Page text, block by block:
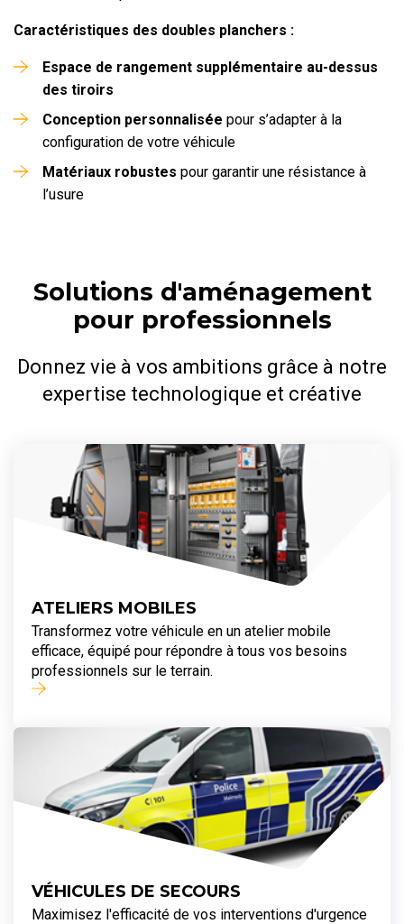
Caractéristiques des doubles planchers :
Espace de rangement supplémentaire au-dessus
des tiroirs
Conception personnalisée pour s’adapter à la
configuration de votre véhicule
Matériaux robustes pour garantir une résistance à
l’usure
Solutions d'aménagement
pour professionnels
Donnez vie à vos ambitions grâce à notre
expertise technologique et créative
ATELIERS MOBILES
Transformez votre véhicule en un atelier mobile
efficace, équipé pour répondre à tous vos besoins
professionnels sur le terrain.
VÉHICULES DE SECOURS
Maximisez l'efficacité de vos interventions d'urgence